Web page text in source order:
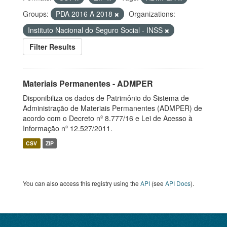
Groups:
PDA 2016 A 2018
Organizations:
Instituto Nacional do Seguro Social - INSS
Filter Results
Materiais Permanentes - ADMPER
Disponibiliza os dados de Patrimônio do Sistema de
Administração de Materiais Permanentes (ADMPER) de
acordo com o Decreto nº 8.777/16 e Lei de Acesso à
Informação nº 12.527/2011.
CSV ZIP
You can also access this registry using the API (see API Docs).